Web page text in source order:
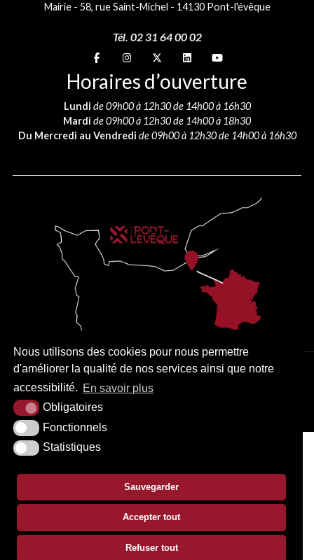
Nous utilisons des cookies pour nous permettre
d'améliorer la qualité de nos services ainsi que notre
accessibilité. En savoir plus
Obligatoires
Fonctionnels
Statistiques
Sauvegarder
Accepter tout
Refuser tout
Mairie - 58, rue Saint-Michel - 14130 Pont-l'évêque
Tél. 02 31 64 00 02
Suivez-nous sur
Suivez-nous sur
Suivez-nous sur
Suivez-nous sur
Suivez-nous sur
Horaires d’ouverture
Lundi de 09h00 à 12h30 de 14h00 à 16h30
Mardi de 09h00 à 12h30 de 14h00 à 18h30
Du Mercredi au Vendredi de 09h00 à 12h30 de 14h00 à 16h30
PLAN DU SITE MENTIONS LÉGALES ACCESSIBILITÉ